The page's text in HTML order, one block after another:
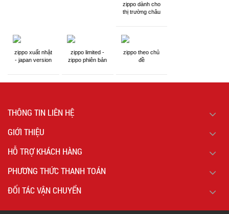
zippo dành cho
thị trường châu
zippo xuất nhật
- japan version
zippo limited -
zippo phiên bản
zippo theo chủ
đề
THÔNG TIN LIÊN HỆ
GIỚI THIỆU
HỖ TRỢ KHÁCH HÀNG
PHƯƠNG THỨC THANH TOÁN
ĐỐI TÁC VẬN CHUYỂN